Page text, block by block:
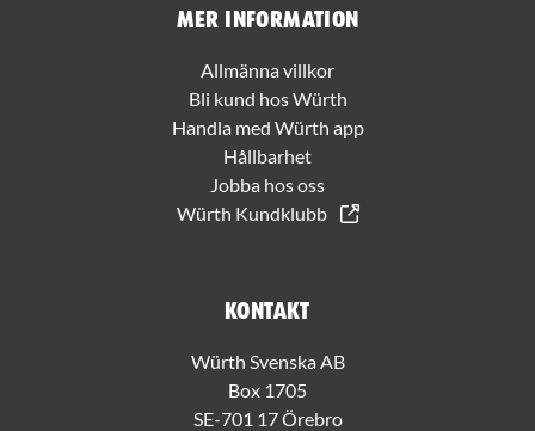
Mer information
Allmänna villkor
Bli kund hos Würth
Handla med Würth app
Hållbarhet
Jobba hos oss
Würth Kundklubb
Kontakt
Würth Svenska AB
Box 1705
SE-701 17 Örebro